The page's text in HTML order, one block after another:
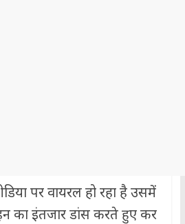
पर वायरल हो रहा है उसमें
का इंतजार डांस करते हुए कर